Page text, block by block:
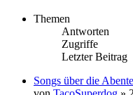
Themen
Antworten
Zugriffe
Letzter Beitrag
Songs über die